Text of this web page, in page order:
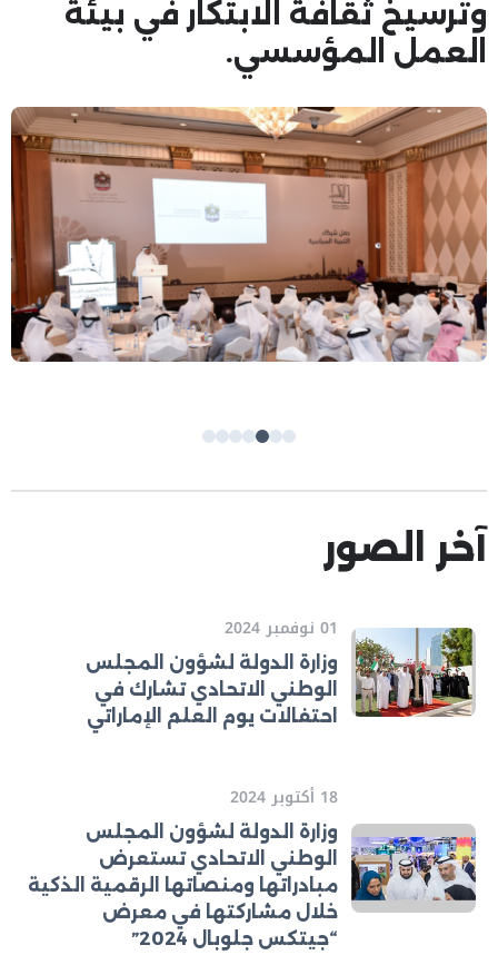
وترسيخ ثقافة الابتكار في بيئة
العمل المؤسسي.
آخر الصور
01 نوفمبر 2024
وزارة الدولة لشؤون المجلس
الوطني الاتحادي تشارك في
احتفالات يوم العلم الإماراتي
18 أكتوبر 2024
وزارة الدولة لشؤون المجلس
الوطني الاتحادي تستعرض
مبادراتها ومنصاتها الرقمية الذكية
خلال مشاركتها في معرض
“جيتكس جلوبال 2024”